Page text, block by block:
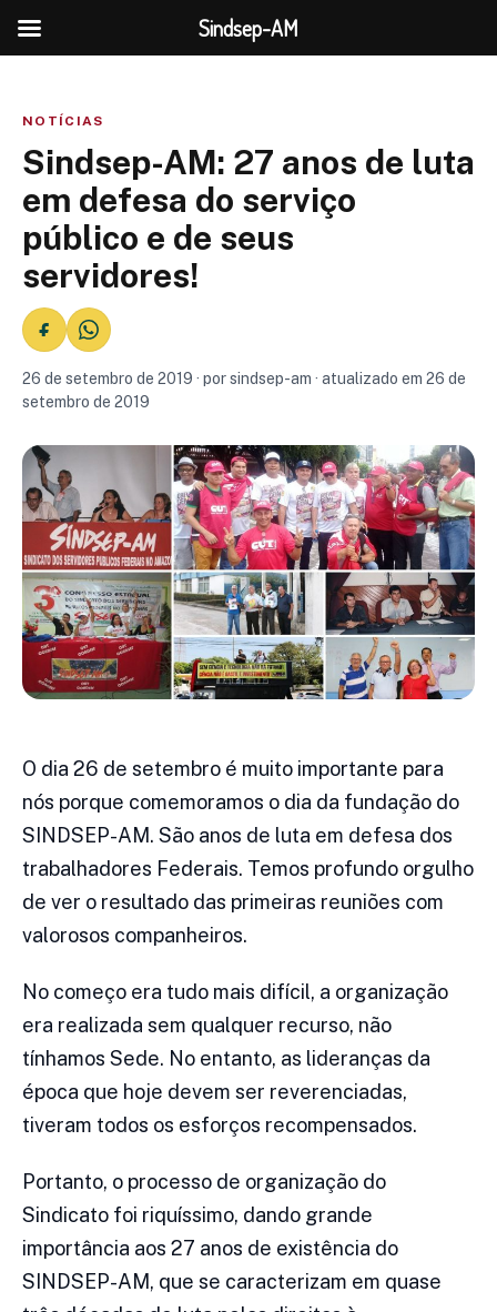
NOTÍCIAS
Sindsep-AM: 27 anos de luta
em defesa do serviço
público e de seus
servidores!
26 de setembro de 2019 · por sindsep-am · atualizado em 26 de
setembro de 2019
O dia 26 de setembro é muito importante para
nós porque comemoramos o dia da fundação do
SINDSEP-AM. São anos de luta em defesa dos
trabalhadores Federais. Temos profundo orgulho
de ver o resultado das primeiras reuniões com
valorosos companheiros.
No começo era tudo mais difícil, a organização
era realizada sem qualquer recurso, não
tínhamos Sede. No entanto, as lideranças da
época que hoje devem ser reverenciadas,
tiveram todos os esforços recompensados.
Portanto, o processo de organização do
Sindicato foi riquíssimo, dando grande
importância aos 27 anos de existência do
SINDSEP-AM, que se caracterizam em quase
Sindsep-AM